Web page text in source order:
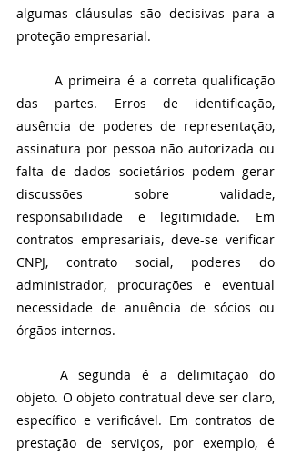
algumas cláusulas são decisivas para a
proteção empresarial.
	A primeira é a correta qualificação
das partes. Erros de identificação,
ausência de poderes de representação,
assinatura por pessoa não autorizada ou
falta de dados societários podem gerar
discussões sobre validade,
responsabilidade e legitimidade. Em
contratos empresariais, deve-se verificar
CNPJ, contrato social, poderes do
administrador, procurações e eventual
necessidade de anuência de sócios ou
órgãos internos.
objeto. O objeto contratual deve ser claro,
específico e verificável. Em contratos de
prestação de serviços, por exemplo, é